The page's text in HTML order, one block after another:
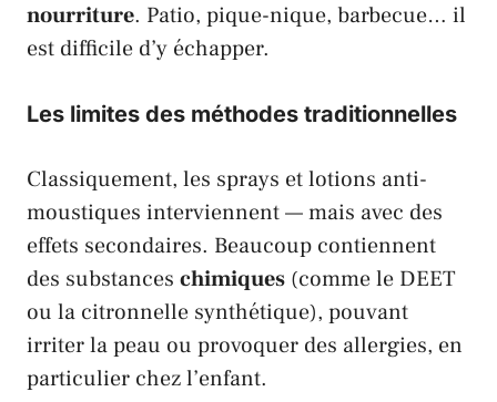
nourriture. Patio, pique-nique, barbecue… il
est difficile d’y échapper.
Les limites des méthodes traditionnelles
Classiquement, les sprays et lotions anti-
moustiques interviennent — mais avec des
effets secondaires. Beaucoup contiennent
des substances chimiques (comme le DEET
ou la citronnelle synthétique), pouvant
irriter la peau ou provoquer des allergies, en
particulier chez l’enfant.